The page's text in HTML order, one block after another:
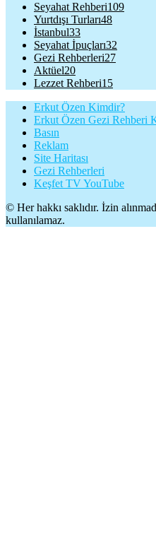
Seyahat Rehberi109
Yurtdışı Turları48
İstanbul33
Seyahat İpuçları32
Gezi Rehberleri27
Aktüel20
Lezzet Rehberi15
Erkut Özen Kimdir?
Erkut Özen Gezi Rehberi
Basın
Reklam
Site Haritası
Gezi Rehberleri
Keşfet TV YouTube
© Her hakkı saklıdır. İzin
kullanılamaz.